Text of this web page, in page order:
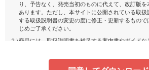
り、予告なく、発売当初のものに代えて、改訂版
あります。ただし、本サイトに公開されている取
する取扱説明書の変更の度に修正・更新するもの
じめご了承ください。
２）商品には、取扱説明書を補足する案内書やガイド